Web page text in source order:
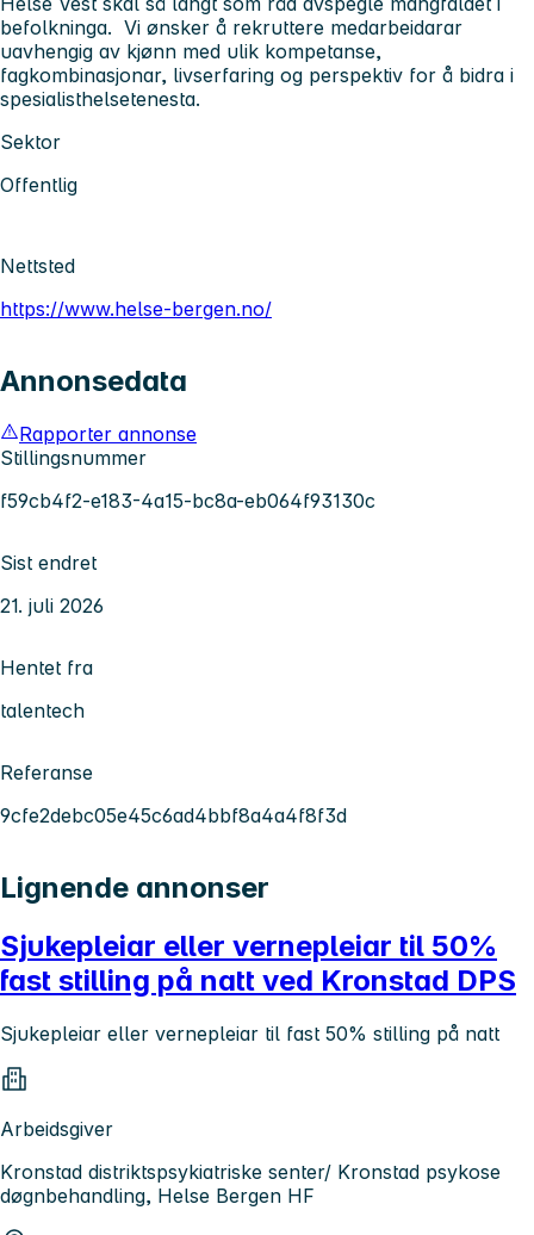
befolkninga. Vi ønsker å rekruttere medarbeidarar
uavhengig av kjønn med ulik kompetanse,
fagkombinasjonar, livserfaring og perspektiv for å bidra i
spesialisthelsetenesta.
Sektor
Offentlig
Nettsted
https://www.helse-bergen.no/
Annonsedata
Rapporter annonse
Stillingsnummer
f59cb4f2-e183-4a15-bc8a-eb064f93130c
Sist endret
21. juli 2026
Hentet fra
talentech
Referanse
9cfe2debc05e45c6ad4bbf8a4a4f8f3d
Lignende annonser
Sjukepleiar eller vernepleiar til 50%
fast stilling på natt ved Kronstad DPS
Sjukepleiar eller vernepleiar til fast 50% stilling på natt
Arbeidsgiver
Kronstad distriktspsykiatriske senter/ Kronstad psykose
døgnbehandling, Helse Bergen HF